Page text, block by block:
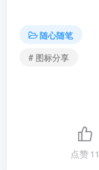
随心随笔
# 图标分享
点赞11